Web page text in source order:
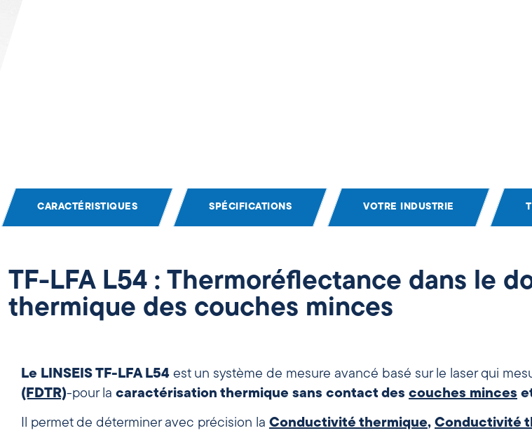
CARACTÉRISTIQUES SPÉCIFICATIONS VOTRE INDUSTRIE
TF-LFA L54 : Thermoréflectance dans le
thermique des couches minces
Le LINSEIS TF-LFA L54 est un système de mesure avancé basé sur le laser qui
(FDTR)-pour la caractérisation thermique sans contact des couches minces
Il permet de déterminer avec précision la Conductivité thermique, Conductivité